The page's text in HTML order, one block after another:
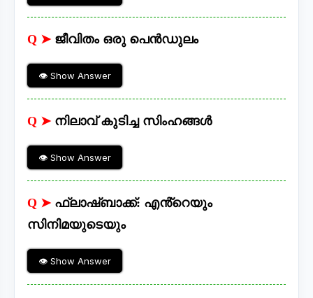
Q ➤ ജീവിതം ഒരു പെൻഡുലം
👁 Show Answer
Q ➤ നിലാവ് കുടിച്ച സിംഹങ്ങൾ
👁 Show Answer
Q ➤ ഫ്ലാഷ്ബാക്ക്: എൻ്റെയും
സിനിമയുടെയും
👁 Show Answer